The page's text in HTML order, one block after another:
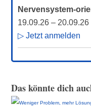
Nervensystem-
19.09.26 – 20.09.26
▷ Jetzt anmelden
Das könnte dich